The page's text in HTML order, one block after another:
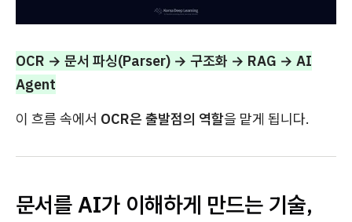
OCR → 문서 파싱(Parser) → 구조화 → RAG → AI
Agent
이 흐름 속에서 OCR은 출발점의 역할을 맡게 됩니다.
문서를 AI가 이해하게 만드는 기술,